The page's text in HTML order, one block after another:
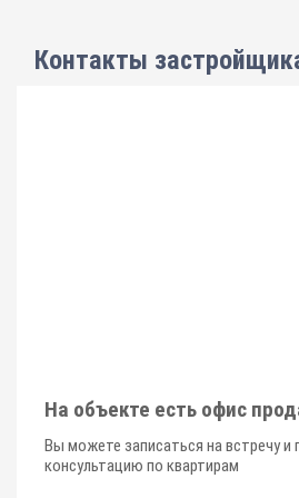
Контакты
На объекте есть офис
Вы можете записаться на встречу и
консультацию по квартирам